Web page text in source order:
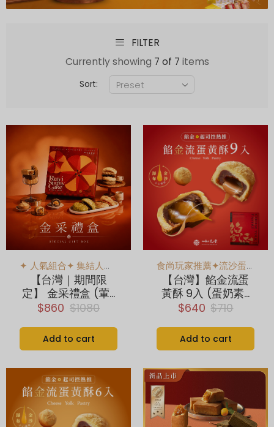
FILTER
Currently showing 7 of 7 items
Sort:
✦ 人氣組合✦ 集結人氣排行榜所推出的綜合禮盒
【台灣｜期間限
定】 金采禮盒 (葷)
｜ 太陽餅 x 蛋黃酥
$860 $1080
Add to cart
食尚玩家推薦✦流沙蛋黃酥
【台灣】餡金流蛋
黃酥 9入 (蛋奶素)
✦ 熱銷NO.2
$640 $710
Add to cart